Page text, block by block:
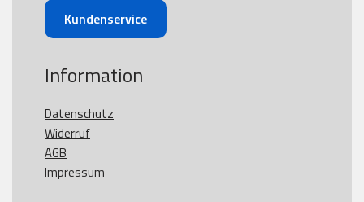
Kundenservice
Information
Datenschutz
Widerruf
AGB
Impressum